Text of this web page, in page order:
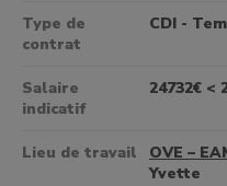
Type de
contrat
CDI -
Salaire
indicatif
24732€ <
Lieu de travail OVE –
Yvette